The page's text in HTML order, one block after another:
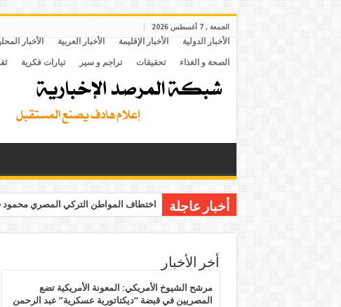
الجمعة , 7 أغسطس 2026
الأخبار الدولية الأخبار الإقليمة الأخبار العربية الأخبار
الصحة و الغذاء تحقيقات تراجم و سير تيارات فكرية
أخبار عاجلة اختطاف المواطن التركي المصري محمود
أخر الأخبار
مرشح الشيوخ الأمريكي: المعونة الأمريكية تضع
المصريين في قبضة “ديكتاتورية عسكرية” عبد الرحمن